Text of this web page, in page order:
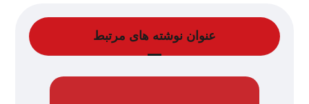
عنوان ‫نوشته های مرتبط